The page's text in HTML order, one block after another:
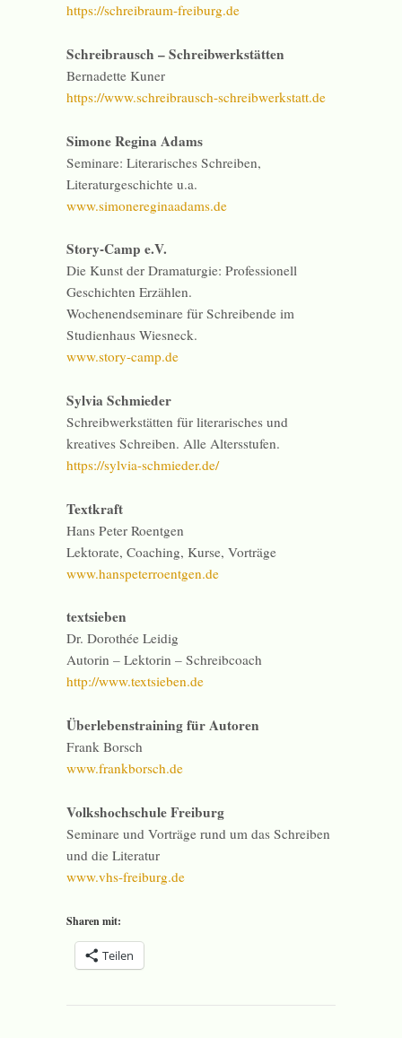
https://schreibraum-freiburg.de
Schreibrausch – Schreibwerkstätten
Bernadette Kuner
https://www.schreibrausch-schreibwerkstatt.de
Simone Regina Adams
Seminare: Literarisches Schreiben,
Literaturgeschichte u.a.
www.simonereginaadams.de
Story-Camp e.V.
Die Kunst der Dramaturgie: Professionell
Geschichten Erzählen.
Wochenendseminare für Schreibende im
Studienhaus Wiesneck.
www.story-camp.de
Sylvia Schmieder
Schreibwerkstätten für literarisches und
kreatives Schreiben. Alle Altersstufen.
https://sylvia-schmieder.de/
Textkraft
Hans Peter Roentgen
Lektorate, Coaching, Kurse, Vorträge
www.hanspeterroentgen.de
textsieben
Dr. Dorothée Leidig
Autorin – Lektorin – Schreibcoach
http://www.textsieben.de
Überlebenstraining für Autoren
Frank Borsch
www.frankborsch.de
Volkshochschule Freiburg
Seminare und Vorträge rund um das Schreiben
und die Literatur
www.vhs-freiburg.de
Sharen mit:
Teilen